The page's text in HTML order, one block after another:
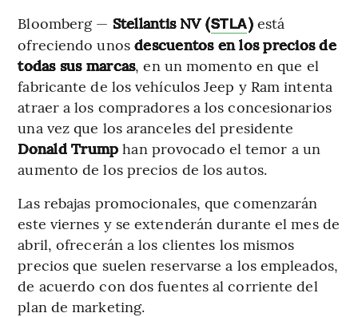
Bloomberg — Stellantis NV (STLA)está
ofreciendo unosdescuentos en los precios de
todas sus marcas, en un momento en que el
fabricante de los vehículos Jeep y Ram intenta
atraer a los compradores a los concesionarios
una vez que los aranceles del presidente
Donald Trump han provocado el temor a un
aumento de los precios de los autos.
Las rebajas promocionales, que comenzarán
este viernes y se extenderán durante el mes de
abril, ofrecerán a los clientes los mismos
precios que suelen reservarse a los empleados,
de acuerdo con dos fuentes al corriente del
plan de marketing.